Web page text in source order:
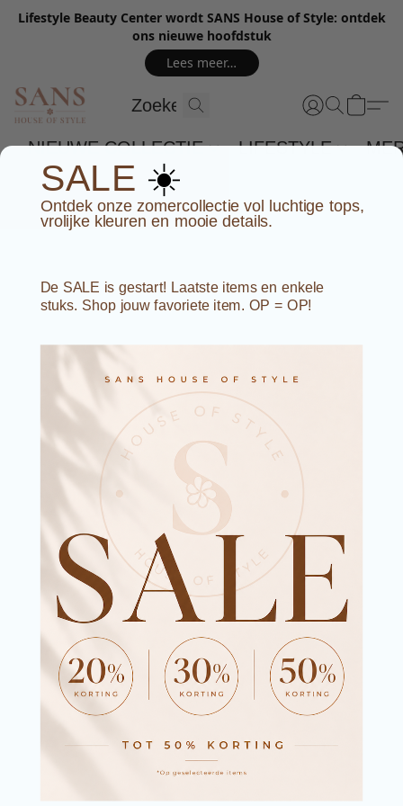
Lifestyle Beauty Center wordt SANS House of Style: ontdek
ons nieuwe hoofdstuk
Lees meer…
NIEUWE COLLECTIE LIFESTYLE
SALE ☀️
Ontdek onze zomercollectie vol luchtige tops,
vrolijke kleuren en mooie details.
De SALE is gestart! Laatste items en enkele
stuks. Shop jouw favoriete item. OP = OP!